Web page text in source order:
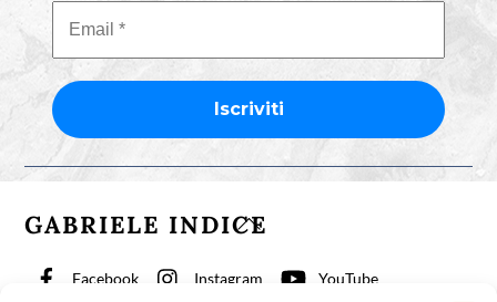
Back
Top
GABRIELE INDICE
Facebook Instagram YouTube